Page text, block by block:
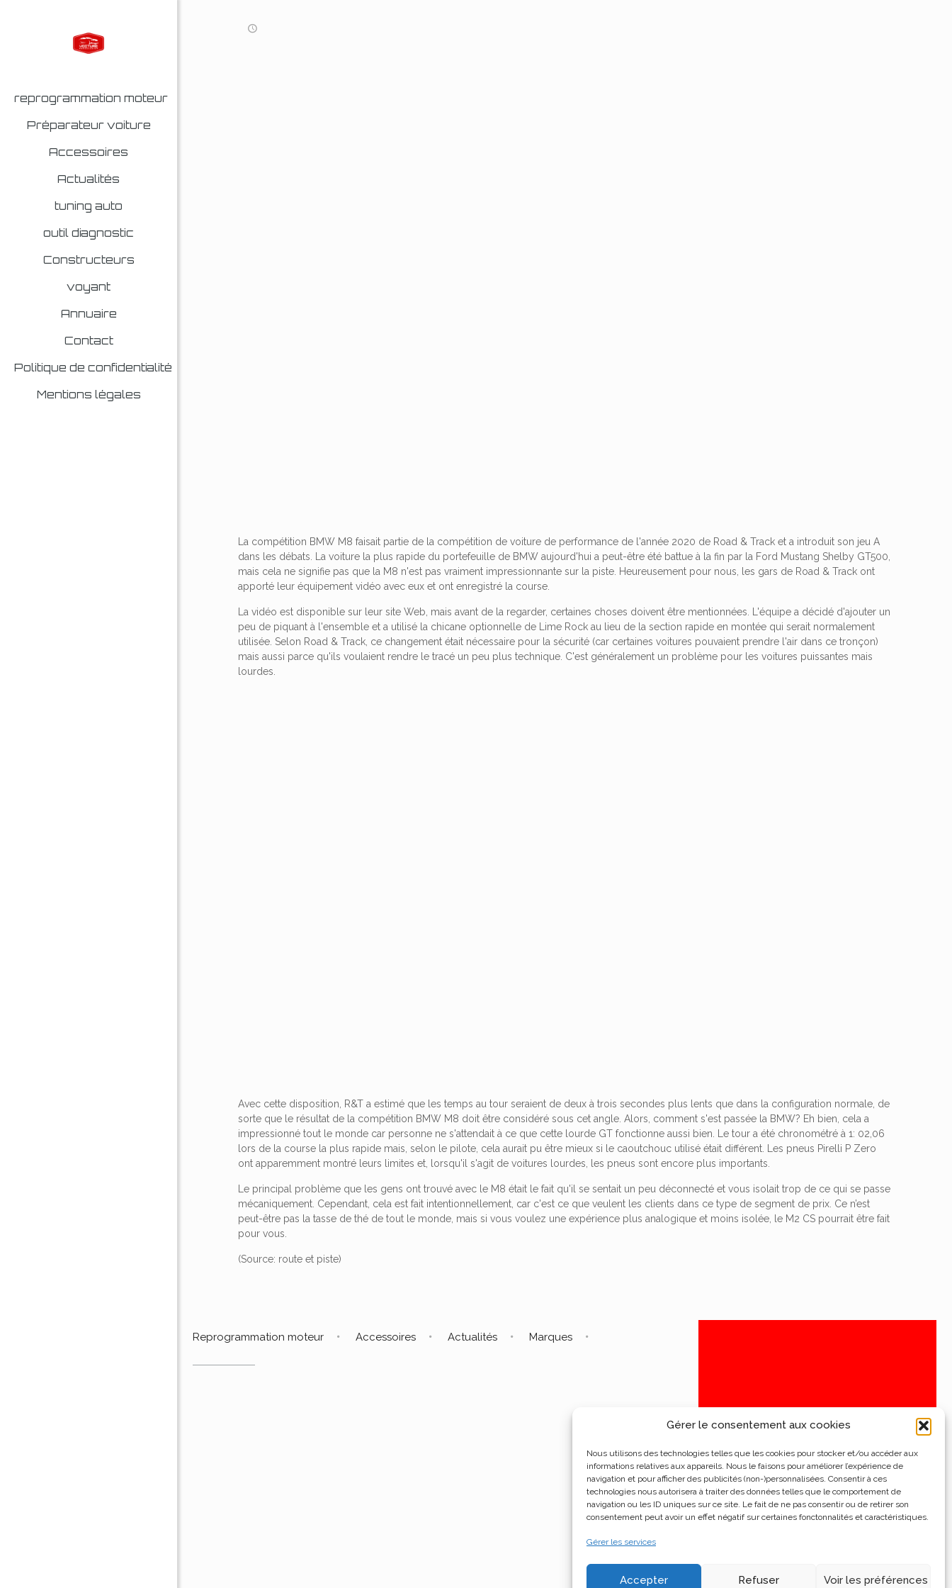
Gérer le consentement aux cookies
Nous utilisons des technologies telles que les cookies pour stocker et/ou accéder aux
informations relatives aux appareils. Nous le faisons pour améliorer l’expérience de
navigation et pour afficher des publicités (non-)personnalisées. Consentir à ces
technologies nous autorisera à traiter des données telles que le comportement de
navigation ou les ID uniques sur ce site. Le fait de ne pas consentir ou de retirer son
consentement peut avoir un effet négatif sur certaines fonctonnalités et caractéristiques.
Gérer les services
Accepter Refuser Voir les préférences
reprogrammation moteur
Préparateur voiture
Accessoires
Actualités
tuning auto
outil diagnostic
Constructeurs
voyant
Annuaire
Contact
Politique de confidentialité
Mentions légales
La compétition BMW M8 faisait partie de la compétition de voiture de performance de l'année 2020 de Road & Track et a introduit son jeu A
dans les débats. La voiture la plus rapide du portefeuille de BMW aujourd'hui a peut-être été battue à la fin par la Ford Mustang Shelby GT500,
mais cela ne signifie pas que la M8 n'est pas vraiment impressionnante sur la piste. Heureusement pour nous, les gars de Road & Track ont ​​
apporté leur équipement vidéo avec eux et ont enregistré la course.
La vidéo est disponible sur leur site Web, mais avant de la regarder, certaines choses doivent être mentionnées. L'équipe a décidé d'ajouter un
peu de piquant à l'ensemble et a utilisé la chicane optionnelle de Lime Rock au lieu de la section rapide en montée qui serait normalement
utilisée. Selon Road & Track, ce changement était nécessaire pour la sécurité (car certaines voitures pouvaient prendre l'air dans ce tronçon)
mais aussi parce qu'ils voulaient rendre le tracé un peu plus technique. C'est généralement un problème pour les voitures puissantes mais
lourdes.
Avec cette disposition, R&T a estimé que les temps au tour seraient de deux à trois secondes plus lents que dans la configuration normale, de
sorte que le résultat de la compétition BMW M8 doit être considéré sous cet angle. Alors, comment s'est passée la BMW? Eh bien, cela a
impressionné tout le monde car personne ne s'attendait à ce que cette lourde GT fonctionne aussi bien. Le tour a été chronométré à 1: 02,06
lors de la course la plus rapide mais, selon le pilote, cela aurait pu être mieux si le caoutchouc utilisé était différent. Les pneus Pirelli P Zero
ont apparemment montré leurs limites et, lorsqu'il s'agit de voitures lourdes, les pneus sont encore plus importants.
Le principal problème que les gens ont trouvé avec le M8 était le fait qu'il se sentait un peu déconnecté et vous isolait trop de ce qui se passe
mécaniquement. Cependant, cela est fait intentionnellement, car c'est ce que veulent les clients dans ce type de segment de prix. Ce n’est
peut-être pas la tasse de thé de tout le monde, mais si vous voulez une expérience plus analogique et moins isolée, le M2 CS pourrait être fait
pour vous.
(Source: route et piste)
Reprogrammation moteur Accessoires Actualités Marques